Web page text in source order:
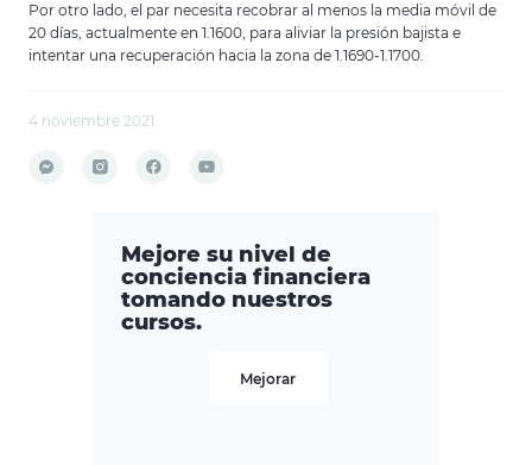
Por otro lado, el par necesita recobrar al menos la media móvil de
20 días, actualmente en 1.1600, para aliviar la presión bajista e
intentar una recuperación hacia la zona de 1.1690-1.1700.
4 noviembre 2021
Mejore su nivel de
conciencia financiera
tomando nuestros
cursos.
Mejorar